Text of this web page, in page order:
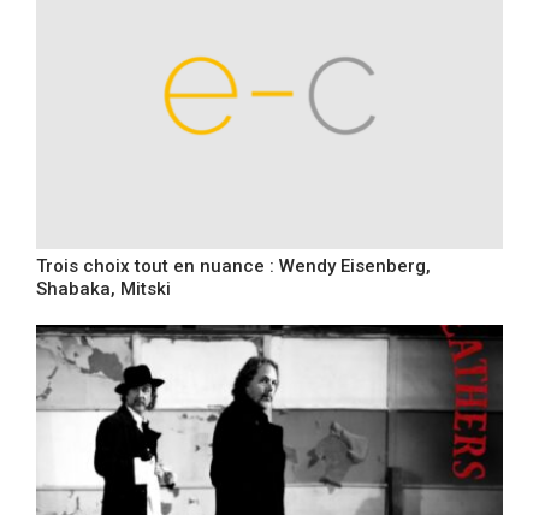
Trois choix tout en nuance : Wendy Eisenberg,
Shabaka, Mitski